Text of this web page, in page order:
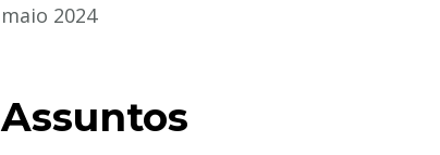
maio 2024
Assuntos